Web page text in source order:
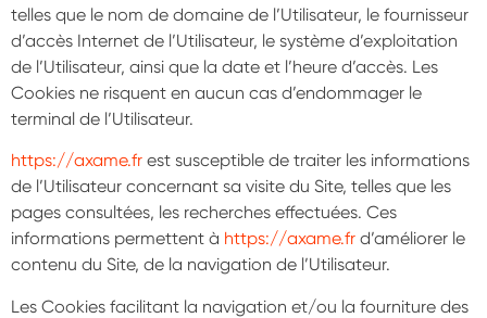
telles que le nom de domaine de l’Utilisateur, le fournisseur
d’accès Internet de l’Utilisateur, le système d’exploitation
de l’Utilisateur, ainsi que la date et l’heure d’accès. Les
Cookies ne risquent en aucun cas d’endommager le
terminal de l’Utilisateur.
https://axame.fr est susceptible de traiter les informations
de l’Utilisateur concernant sa visite du Site, telles que les
pages consultées, les recherches effectuées. Ces
informations permettent à https://axame.fr d’améliorer le
contenu du Site, de la navigation de l’Utilisateur.
Les Cookies facilitant la navigation et/ou la fourniture des